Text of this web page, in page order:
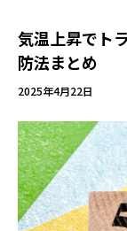
気温上昇でト
防法まとめ
2025年4月22日